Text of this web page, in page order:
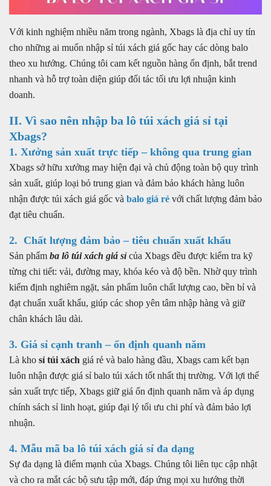
hiệu TN Bags & Xbags:
5 cái]
+ May Balo–Túi xách–Đồng phục theo yêu cầu:
Với kinh nghiệm nhiều năm trong ngành, Xbags là địa chỉ uy tín
cho những ai muốn nhập sỉ túi xách giá gốc hay các dòng balo
theo xu hướng. Chúng tôi cam kết nguồn hàng ổn định, bắt trend
nhanh và hỗ trợ toàn diện giúp đối tác tối ưu lợi nhuận kinh
doanh.
II. Vì sao nên nhập ba lô túi xách giá sỉ tại
Xbags?
1. Xưởng sản xuất trực tiếp – không qua trung gian
Xbags sở hữu xưởng may hiện đại và chủ động toàn bộ quy trình
sản xuất, giúp loại bỏ trung gian và đảm bảo khách hàng luôn
nhận được túi xách giá gốc và balo giá rẻ với chất lượng đảm bảo
đạt tiêu chuẩn.
2. Chất lượng đảm bảo – tiêu chuẩn xuất khẩu
Sản phẩm ba lô túi xách giá sỉcủa Xbags đều được kiểm tra kỹ
từng chi tiết: vải, đường may, khóa kéo và độ bền. Nhờ quy trình
kiểm định nghiêm ngặt, sản phẩm luôn chất lượng cao, bền bỉ và
đạt chuẩn xuất khẩu, giúp các shop yên tâm nhập hàng và giữ
chân khách lâu dài.
3. Giá sỉ cạnh tranh – ổn định quanh năm
Là kho sỉ túi xách giá rẻ và balo hàng đầu, Xbags cam kết bạn
luôn nhận được giá sỉ balo túi xách tốt nhất thị trường. Với lợi thế
sản xuất trực tiếp, Xbags giữ giá ổn định quanh năm và áp dụng
chính sách sỉ linh hoạt, giúp đại lý tối ưu chi phí và đảm bảo lợi
nhuận.
4. Mẫu mã ba lô túi xách giá sỉ đa dạng
Sự đa dạng là điểm mạnh của Xbags. Chúng tôi liên tục cập nhật
và cho ra mắt các bộ sưu tập mới, đáp ứng mọi xu hướng thời